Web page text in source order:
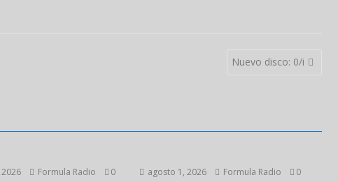
Nuevo disco: 0/i
Formula Radio 0 agosto 1, 2026 Formula Radio 0